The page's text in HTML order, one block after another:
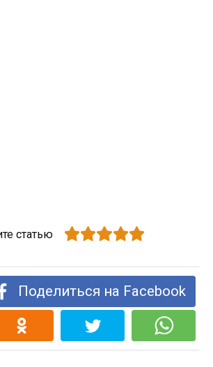
статью
Поделиться на Facebook